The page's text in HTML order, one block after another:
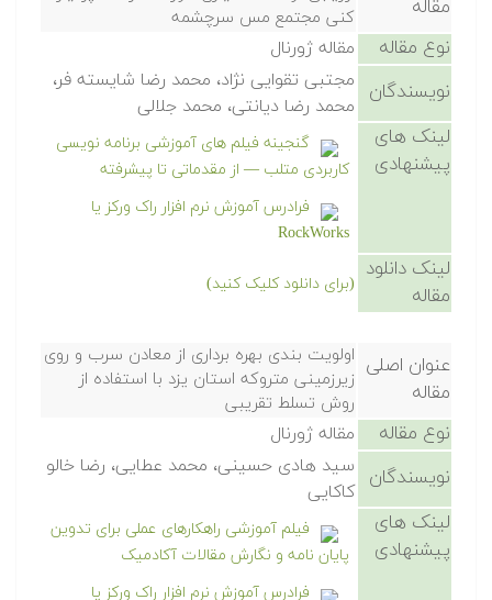
مقاله
کنی مجتمع مس سرچشمه
نوع مقاله مقاله ژورنال
نویسندگان
مجتبی تقوایی نژاد، محمد رضا شایسته فر،
محمد رضا دیانتی، محمد جلالی
لینک های
پیشنهادی
گنجینه فیلم های آموزشی برنامه نویسی
کاربردی متلب — از مقدماتی تا پیشرفته
فرادرس آموزش نرم افزار راک ورکز یا
RockWorks
لینک دانلود
مقاله
(برای دانلود کلیک کنید)
عنوان اصلی
مقاله
اولویت بندی بهره برداری از معادن سرب و روی
زیرزمینی متروکه استان یزد با استفاده از
روش تسلط تقریبی
نوع مقاله مقاله ژورنال
نویسندگان
سید هادی حسینی، محمد عطایی، رضا خالو
کاکایی
لینک های
پیشنهادی
فیلم آموزشی راهکارهای عملی برای تدوین
پایان نامه و نگارش مقالات آکادمیک
فرادرس آموزش نرم افزار راک ورکز یا